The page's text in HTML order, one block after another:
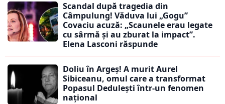
Scandal după tragedia din
Câmpulung! Văduva lui „Gogu”
Covaciu acuză: „Scaunele erau legate
cu sârmă și au zburat la impact”.
Elena Lasconi răspunde
Doliu în Argeș! A murit Aurel
Sibiceanu, omul care a transformat
Popasul Dedulești într-un fenomen
național